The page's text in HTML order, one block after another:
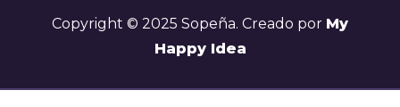
Copyright © 2025 Sopeña. Creado por My
Happy Idea